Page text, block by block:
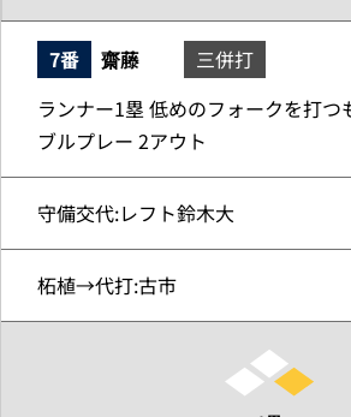
7番 齋藤
三併打
ランナー1塁 低めのフォークを打つ
ブルプレー 2アウト
守備交代:レフト鈴木大
柘植→代打:古市